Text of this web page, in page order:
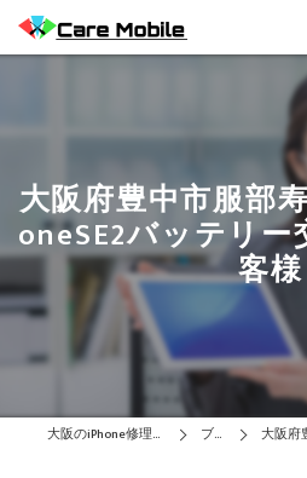
大阪府豊中市服部
oneSE2バッテリ
客様
大阪のiPhone修理はCare Mobile ブログ 大阪府豊中